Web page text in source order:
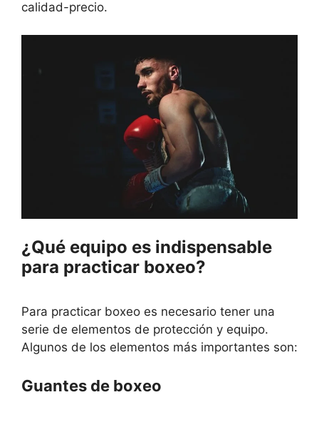
calidad-precio.
¿Qué equipo es indispensable
para practicar boxeo?
Para practicar boxeo es necesario tener una
serie de elementos de protección y equipo.
Algunos de los elementos más importantes son:
Guantes de boxeo